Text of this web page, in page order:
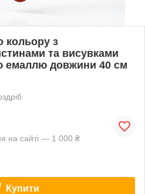
кольору з
та висувками
емаллю довжини 40 см
на сайті — 1 000 ₴
Купити